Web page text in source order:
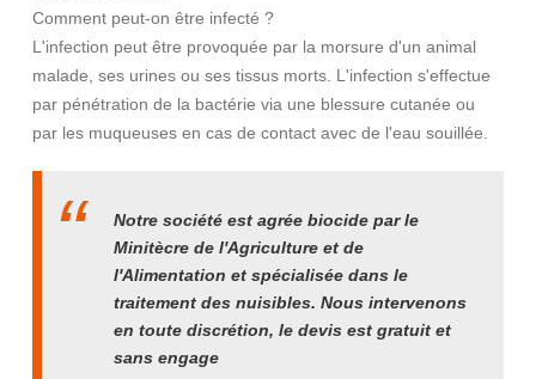
Comment peut-on être infecté ?
L'infection peut être provoquée par la morsure d'un animal
malade, ses urines ou ses tissus morts. L'infection s'effectue
par pénétration de la bactérie via une blessure cutanée ou
par les muqueuses en cas de contact avec de l'eau souillée.
Notre société est agrée biocide par le
Minitècre de l'Agriculture et de
l'Alimentation et spécialisée dans le
traitement des nuisibles. Nous intervenons
en toute discrétion, le devis est gratuit et
sans engage